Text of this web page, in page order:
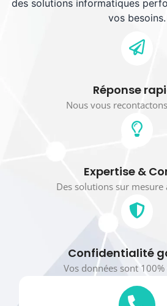
des solutions informatiques
vos besoins.
Réponse
Nous vous
Expertise &
Des solutions sur mesure
Confidentialité
Vos données sont 100%